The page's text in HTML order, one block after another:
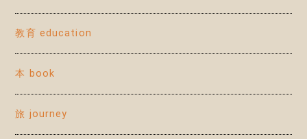
教育 education
本 book
旅 journey